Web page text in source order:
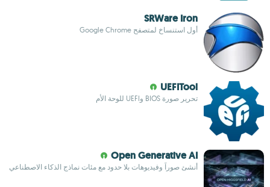
SRWare Iron
أول استنساخ لمتصفح Google Chrome
UEFITool
تحرير صورة BIOS وUEFI للوحة الأم
Open Generative AI
أنشئ صوراً وفيديوهات بلا حدود مع مئات نماذج الذكاء الاصطناعي